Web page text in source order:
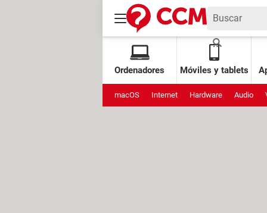
Ordenadores Móviles y tablets
macOS Internet Hardware Audio